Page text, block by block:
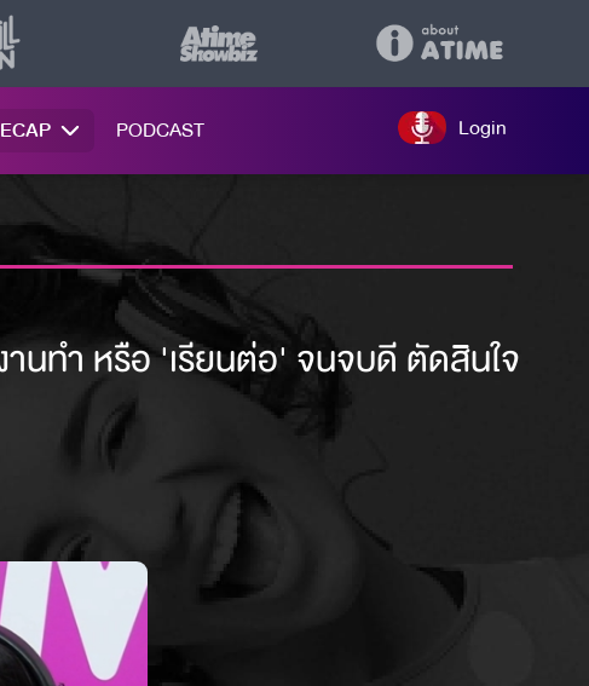
PODCAST Login
านทำ หรือ 'เรียนต่อ' จนจบดี ตัดสินใจ